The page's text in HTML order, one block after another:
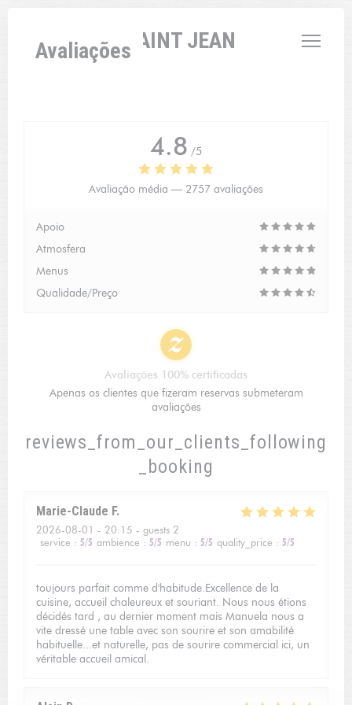
L'AUBERGE SAINT JEAN
Avaliações
reviews_from_our_clients_following
_booking
Marie-Claude F
2026-08-01 - 20:15 - guests 2
service : 5/5 ambience : 5/5 menu : 5/5 quality_price : 5/5
toujours parfait comme d'habitude.Excellence de la
cuisine, accueil chaleureux et souriant. Nous nous étions
décidés tard , au dernier moment mais Manuela nous a
vite dressé une table avec son sourire et son amabilité
habituelle...et naturelle, pas de sourire commercial ici, un
véritable accueil amical.
4.8 /5
Avaliação média — 2757 avaliações
Apoio
Atmosfera
Menus
Qualidade/Preço
Avaliações 100% certificadas
Apenas os clientes que fizeram reservas submeteram
avaliações